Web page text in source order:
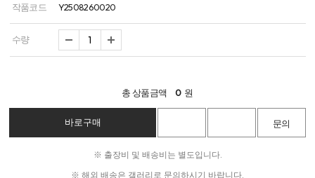
작품코드
Y2508260020
수량
총 상품금액 0 원
※ 출장비 및 배송비는 별도입니다.
※ 해외 배송은 갤러리로 문의하시기 바랍니다.